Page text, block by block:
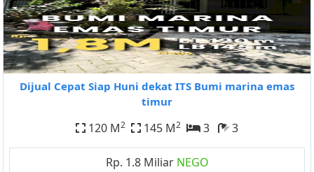
Dijual Cepat Siap Huni dekat ITS Bumi marina emas
timur
120 M2 145 M2 3 3
Rp. 1.8 Miliar NEGO